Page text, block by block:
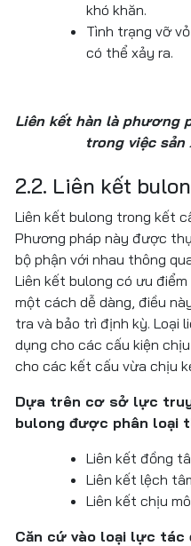
khó khăn.
Tình trạng vỡ
có thể xảy ra.
Liên kết hàn là phương
trong việc
2.2. Liên kết
Liên kết bulong trong kết
Phương pháp này được
bộ phận với nhau thông
Liên kết bulong có ưu
một cách dễ dàng, điều
tra và bảo trì định kỳ. Loại
dụng cho các cấu kiện
cho các kết cấu vừa chịu
Dựa trên cơ sở lực
bulong được phân loại
Liên kết đồng
Liên kết lệch
Liên kết chịu
Căn cứ vào loại lực tác